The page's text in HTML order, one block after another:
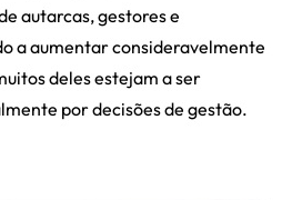
autarcas, gestores e
a aumentar consideravelmente
deles estejam a ser
por decisões de gestão.